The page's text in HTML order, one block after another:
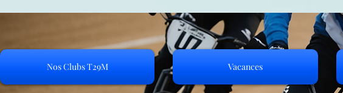
Nos Clubs T29M Vacances